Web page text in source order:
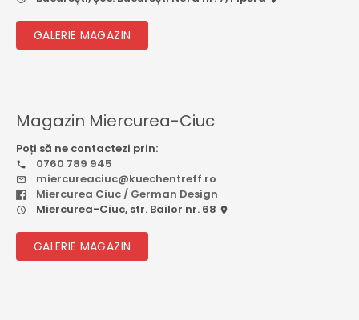
GALERIE MAGAZIN
Magazin Miercurea-Ciuc
Poți să ne contactezi prin:
0760 789 945
miercureaciuc@kuechentreff.ro
Miercurea Ciuc / German Design
Miercurea-Ciuc, str. Bailor nr. 68
GALERIE MAGAZIN